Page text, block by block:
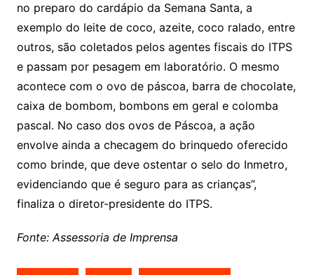
no preparo do cardápio da Semana Santa, a
exemplo do leite de coco, azeite, coco ralado, entre
outros, são coletados pelos agentes fiscais do ITPS
e passam por pesagem em laboratório. O mesmo
acontece com o ovo de páscoa, barra de chocolate,
caixa de bombom, bombons em geral e colomba
pascal. No caso dos ovos de Páscoa, a ação
envolve ainda a checagem do brinquedo oferecido
como brinde, que deve ostentar o selo do Inmetro,
evidenciando que é seguro para as crianças”,
finaliza o diretor-presidente do ITPS.
Fonte: Assessoria de Imprensa